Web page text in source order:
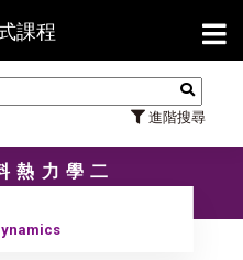
課程
進階搜尋
【
熱力學二